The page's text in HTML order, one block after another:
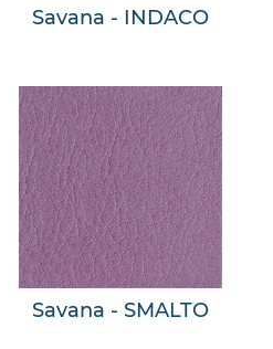
Savana - INDACO
Savana - SMALTO